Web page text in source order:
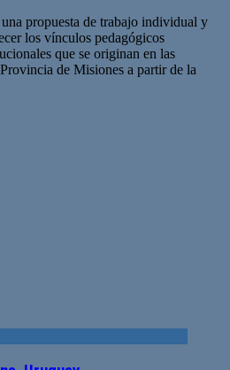
propuesta de trabajo individual y
los vínculos pedagógicos
que se originan en las
de Misiones a partir de la